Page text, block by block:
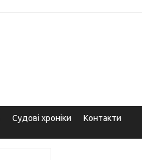
Судові хроніки Контакти